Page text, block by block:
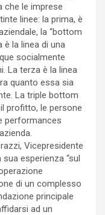
che le imprese
linee: la prima, è
la “bottom
è la linea di una
socialmente
La terza è la linea
quanto essa sia
La triple bottom
profitto, le persone
performances
Vicepresidente
esperienza “sul
di un complesso
principale
ad un